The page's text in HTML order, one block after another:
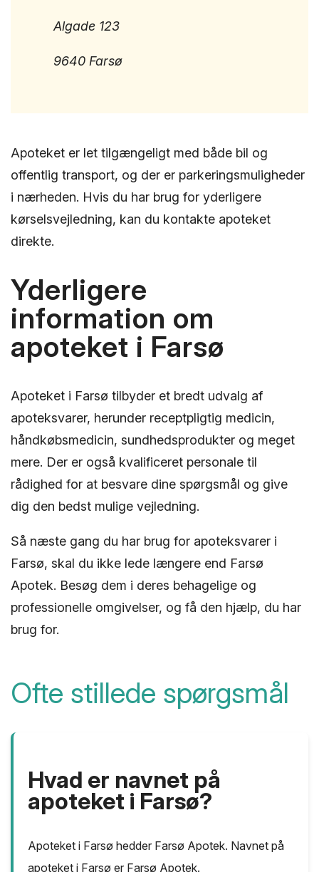
Algade 123
9640 Farsø
Apoteket er let tilgængeligt med både bil og
offentlig transport, og der er parkeringsmuligheder
i nærheden. Hvis du har brug for yderligere
kørselsvejledning, kan du kontakte apoteket
direkte.
Yderligere
information om
apoteket i Farsø
Apoteket i Farsø tilbyder et bredt udvalg af
apoteksvarer, herunder receptpligtig medicin,
håndkøbsmedicin, sundhedsprodukter og meget
mere. Der er også kvalificeret personale til
rådighed for at besvare dine spørgsmål og give
dig den bedst mulige vejledning.
Så næste gang du har brug for apoteksvarer i
Farsø, skal du ikke lede længere end Farsø
Apotek. Besøg dem i deres behagelige og
professionelle omgivelser, og få den hjælp, du har
brug for.
Ofte stillede spørgsmål
Hvad er navnet på
apoteket i Farsø?
Apoteket i Farsø hedder Farsø Apotek. Navnet på
apoteket i Farsø er Farsø Apotek.